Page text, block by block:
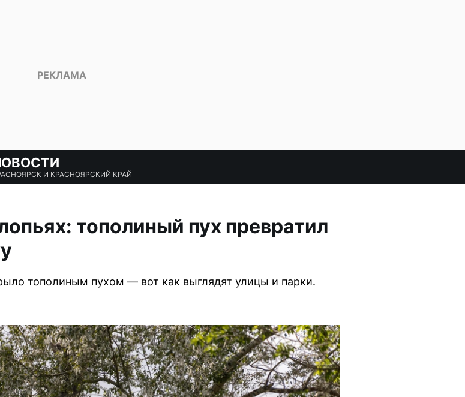
И КРАСНОЯРСКИЙ КРАЙ
тополиный пух превратил
тополиным пухом — вот как выглядят улицы и парки.